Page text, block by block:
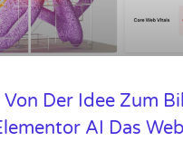
Von Der Idee Zum
AI Das